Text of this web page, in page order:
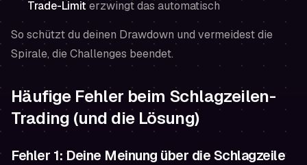
Trade-Limit erzwingt das automatisch
So schützt du deinen Drawdown und vermeidest die
Spirale, die Challenges beendet.
Häufige Fehler beim Schlagzeilen-
Trading (und die Lösung)
Fehler 1: Deine Meinung über die Schlagzeile